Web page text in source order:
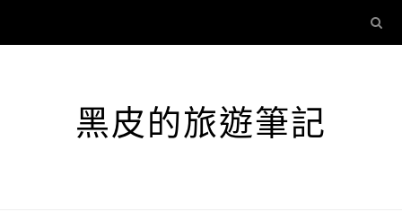
黑皮的旅遊筆記